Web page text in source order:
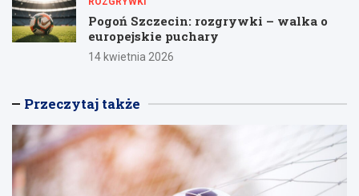
Pogoń Szczecin: rozgrywki – walka o
europejskie puchary
14 kwietnia 2026
Przeczytaj także